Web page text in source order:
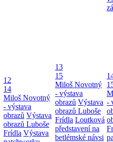
12
14
Miloš Novotný
- výstava
obrazů Výstava
obrazů Luboše
Frídla Výstava
13
15
Miloš Novotný
- výstava
obrazů Výstava
obrazů Luboše
Frídla Loutková
představení na
betlémské návsi
-